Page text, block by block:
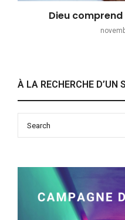
Dieu
À LA RECHERCHE D’UN